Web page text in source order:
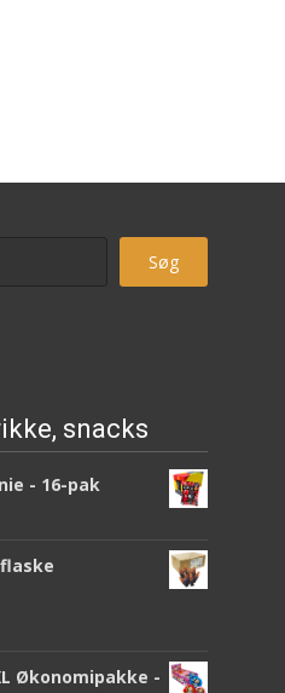
Søg
snacks
- 16-pak
Økonomipakke -